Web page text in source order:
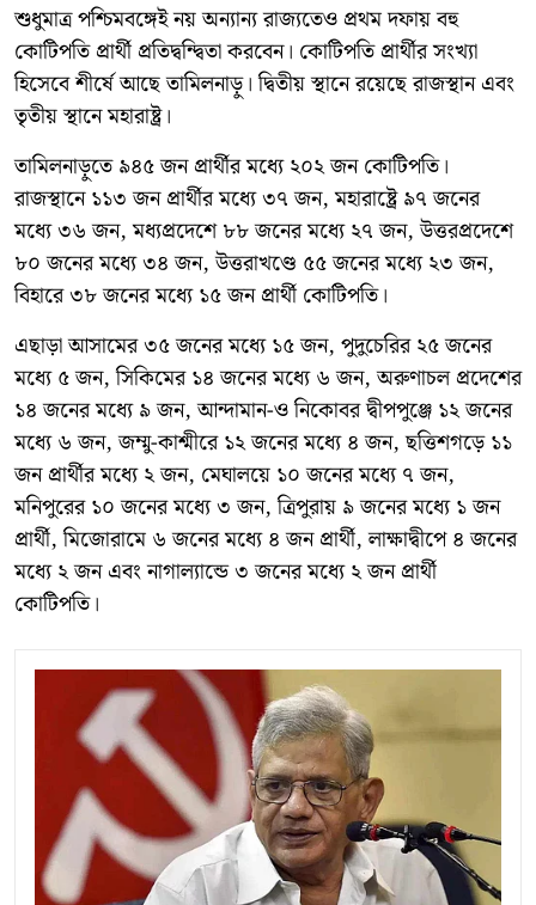
শুধুমাত্র পশ্চিমবঙ্গেই নয় অন্যান্য রাজ্যতেও প্রথম দফায় বহু
কোটিপতি প্রার্থী প্রতিদ্বন্দ্বিতা করবেন। কোটিপতি প্রার্থীর সংখ্যা
হিসেবে শীর্ষে আছে তামিলনাড়ু। দ্বিতীয় স্থানে রয়েছে রাজস্থান এবং
তৃতীয় স্থানে মহারাষ্ট্র।
তামিলনাড়ুতে ৯৪৫ জন প্রার্থীর মধ্যে ২০২ জন কোটিপতি।
রাজস্থানে ১১৩ জন প্রার্থীর মধ্যে ৩৭ জন, মহারাষ্ট্রে ৯৭ জনের
মধ্যে ৩৬ জন, মধ্যপ্রদেশে ৮৮ জনের মধ্যে ২৭ জন, উত্তরপ্রদেশে
৮০ জনের মধ্যে ৩৪ জন, উত্তরাখণ্ডে ৫৫ জনের মধ্যে ২৩ জন,
বিহারে ৩৮ জনের মধ্যে ১৫ জন প্রার্থী কোটিপতি।
এছাড়া আসামের ৩৫ জনের মধ্যে ১৫ জন, পুদুচেরির ২৫ জনের
মধ্যে ৫ জন, সিকিমের ১৪ জনের মধ্যে ৬ জন, অরুণাচল প্রদেশের
১৪ জনের মধ্যে ৯ জন, আন্দামান-ও নিকোবর দ্বীপপুঞ্জে ১২ জনের
মধ্যে ৬ জন, জম্মু-কাশ্মীরে ১২ জনের মধ্যে ৪ জন, ছত্তিশগড়ে ১১
জন প্রার্থীর মধ্যে ২ জন, মেঘালয়ে ১০ জনের মধ্যে ৭ জন,
মনিপুরের ১০ জনের মধ্যে ৩ জন, ত্রিপুরায় ৯ জনের মধ্যে ১ জন
প্রার্থী, মিজোরামে ৬ জনের মধ্যে ৪ জন প্রার্থী, লাক্ষাদ্বীপে ৪ জনের
মধ্যে ২ জন এবং নাগাল্যান্ডে ৩ জনের মধ্যে ২ জন প্রার্থী
কোটিপতি।